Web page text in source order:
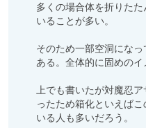
多くの場合体を折りた
いることが多い。
そのため一部空洞にな
ある。全体的に固めのイ
上でも書いたが対魔忍
ったため箱化といえば
いる人も多いだろう。